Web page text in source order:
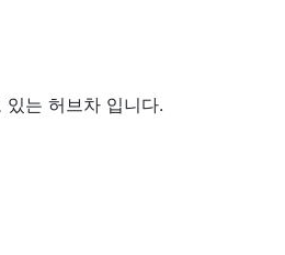
는 허브차 입니다.